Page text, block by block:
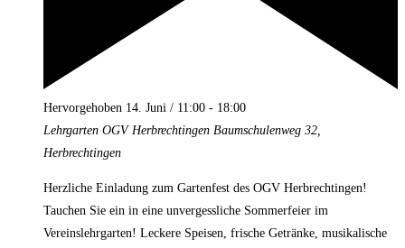
Hervorgehoben 14. Juni / 11:00 - 18:00
Lehrgarten OGV Herbrechtingen Baumschulenweg 32,
Herbrechtingen
Herzliche Einladung zum Gartenfest des OGV Herbrechtingen!
Tauchen Sie ein in eine unvergessliche Sommerfeier im
Vereinslehrgarten! Leckere Speisen, frische Getränke, musikalische